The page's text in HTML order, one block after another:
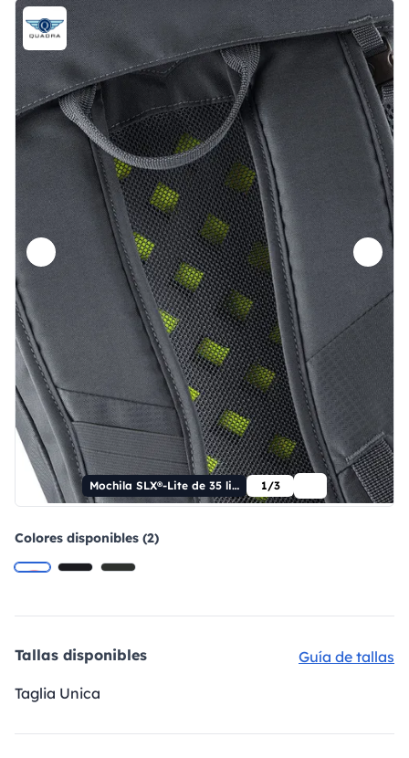
Mochila SLX®-Lite de 35 litros 1/3
Colores disponibles (2)
Tallas disponibles
Guía de tallas
Taglia Unica